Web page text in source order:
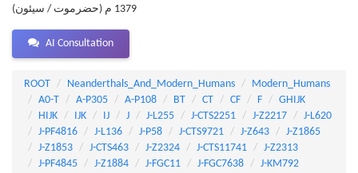
1379 م (حضرموت / سيئون)
AI Consultation
ROOT Neanderthals_And_Modern_Humans
Modern_Humans
A0-T
A-P305 A-P108 BT CT CF F
GHIJK
HIJK
IJK IJ J J-L255 J-CTS2251 J-Z2217
J-L620
J-PF4816
J-L136 J-P58 J-CTS9721 J-Z643
J-Z1865
J-Z1853
J-CTS463 J-Z2324 J-CTS11741
J-Z2313
J-PF4845
J-Z1884 J-FGC11 J-FGC7638
J-KM792